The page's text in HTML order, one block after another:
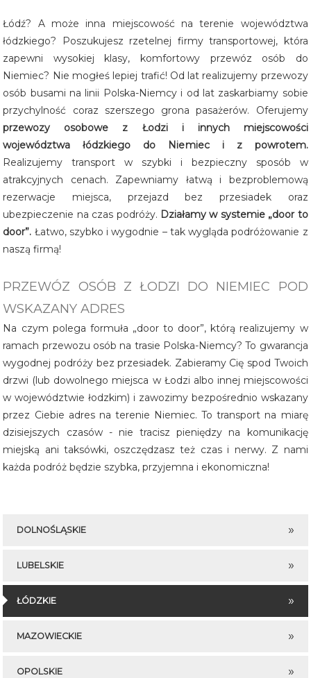
Śląskie
Łódź? A może inna miejscowość na terenie województwa
łódzkiego? Poszukujesz rzetelnej firmy transportowej, która
zapewni wysokiej klasy, komfortowy przewóz osób do
Niemiec? Nie mogłeś lepiej trafić! Od lat realizujemy przewozy
osób busami na linii Polska-Niemcy i od lat zaskarbiamy sobie
przychylność coraz szerszego grona pasażerów. Oferujemy
przewozy osobowe z Łodzi i innych miejscowości
województwa łódzkiego do Niemiec i z powrotem.
Realizujemy transport w szybki i bezpieczny sposób w
atrakcyjnych cenach. Zapewniamy łatwą i bezproblemową
rezerwacje miejsca, przejazd bez przesiadek oraz
ubezpieczenie na czas podróży. Działamy w systemie „door to
door”. Łatwo, szybko i wygodnie – tak wygląda podróżowanie z
naszą firmą!
PRZEWÓZ OSÓB Z ŁODZI DO NIEMIEC POD
WSKAZANY ADRES
Na czym polega formuła „door to door”, którą realizujemy w
ramach przewozu osób na trasie Polska-Niemcy? To gwarancja
wygodnej podróży bez przesiadek. Zabieramy Cię spod Twoich
drzwi (lub dowolnego miejsca w Łodzi albo innej miejscowości
w województwie łodzkim) i zawozimy bezpośrednio wskazany
przez Ciebie adres na terenie Niemiec. To transport na miarę
dzisiejszych czasów - nie tracisz pieniędzy na komunikację
miejską ani taksówki, oszczędzasz też czas i nerwy. Z nami
każda podróż będzie szybka, przyjemna i ekonomiczna!
DOLNOŚLĄSKIE
LUBELSKIE
ŁÓDZKIE
MAZOWIECKIE
OPOLSKIE